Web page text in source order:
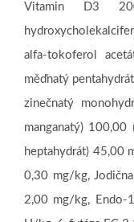
Vitamin D3
alfa-tokoferol
měďnatý
zinečnatý
manganatý) 100,00
heptahydrát) 45,00
0,30 mg/kg,
2,00 mg/kg, Endo-